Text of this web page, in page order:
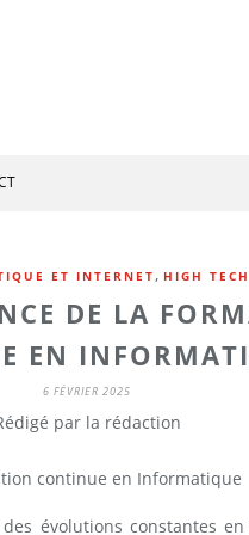
ET INTERNET, HIGH TECH
DE LA
EN
6 FÉVRIER 2025
par la rédaction
évolutions constantes